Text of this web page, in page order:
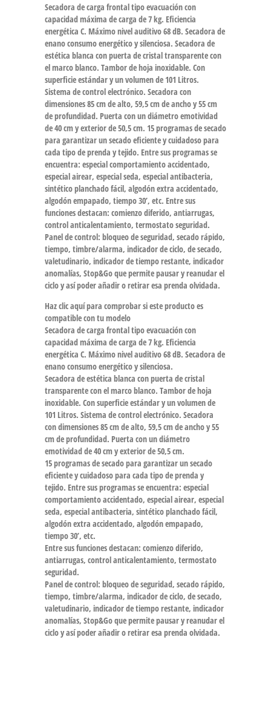
Secadora de carga frontal tipo evacuación con
capacidad máxima de carga de 7 kg. Eficiencia
energética C. Máximo nivel auditivo 68 dB. Secadora de
enano consumo energético y silenciosa. Secadora de
estética blanca con puerta de cristal transparente con
el marco blanco. Tambor de hoja inoxidable. Con
superficie estándar y un volumen de 101 Litros.
Sistema de control electrónico. Secadora con
dimensiones 85 cm de alto, 59,5 cm de ancho y 55 cm
de profundidad. Puerta con un diámetro emotividad
de 40 cm y exterior de 50,5 cm. 15 programas de secado
para garantizar un secado eficiente y cuidadoso para
cada tipo de prenda y tejido. Entre sus programas se
encuentra: especial comportamiento accidentado,
especial airear, especial seda, especial antibacteria,
sintético planchado fácil, algodón extra accidentado,
algodón empapado, tiempo 30’, etc. Entre sus
funciones destacan: comienzo diferido, antiarrugas,
control anticalentamiento, termostato seguridad.
Panel de control: bloqueo de seguridad, secado rápido,
tiempo, timbre/alarma, indicador de ciclo, de secado,
valetudinario, indicador de tiempo restante, indicador
anomalías, Stop&Go que permite pausar y reanudar el
ciclo y así poder añadir o retirar esa prenda olvidada.
Haz clic aquí para comprobar si este producto es
compatible con tu modelo
Secadora de carga frontal tipo evacuación con
capacidad máxima de carga de 7 kg. Eficiencia
energética C. Máximo nivel auditivo 68 dB. Secadora de
enano consumo energético y silenciosa.
Secadora de estética blanca con puerta de cristal
transparente con el marco blanco. Tambor de hoja
inoxidable. Con superficie estándar y un volumen de
101 Litros. Sistema de control electrónico. Secadora
con dimensiones 85 cm de alto, 59,5 cm de ancho y 55
cm de profundidad. Puerta con un diámetro
emotividad de 40 cm y exterior de 50,5 cm.
15 programas de secado para garantizar un secado
eficiente y cuidadoso para cada tipo de prenda y
tejido. Entre sus programas se encuentra: especial
comportamiento accidentado, especial airear, especial
seda, especial antibacteria, sintético planchado fácil,
algodón extra accidentado, algodón empapado,
tiempo 30’, etc.
Entre sus funciones destacan: comienzo diferido,
antiarrugas, control anticalentamiento, termostato
seguridad.
Panel de control: bloqueo de seguridad, secado rápido,
tiempo, timbre/alarma, indicador de ciclo, de secado,
valetudinario, indicador de tiempo restante, indicador
anomalías, Stop&Go que permite pausar y reanudar el
ciclo y así poder añadir o retirar esa prenda olvidada.